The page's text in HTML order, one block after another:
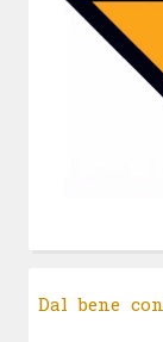
Dal bene